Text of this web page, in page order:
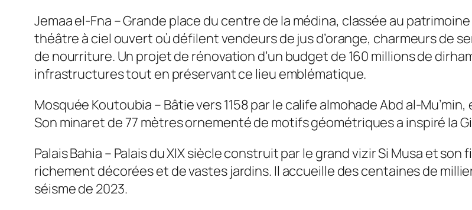
Jemaa el‑Fna – Grande place du centre de la médina, classée au
théâtre à ciel ouvert où défilent vendeurs de jus d’orange, charmeurs de
de nourriture. Un projet de rénovation d’un budget de 160 millions de
infrastructures tout en préservant ce lieu emblématique.
Mosquée Koutoubia – Bâtie vers 1158 par le calife almohade Abd
Son minaret de 77 mètres ornementé de motifs géométriques a inspiré la
Palais Bahia – Palais du XIX siècle construit par le grand vizir Si Musa et
richement décorées et de vastes jardins. Il accueille des centaines de
séisme de 2023.